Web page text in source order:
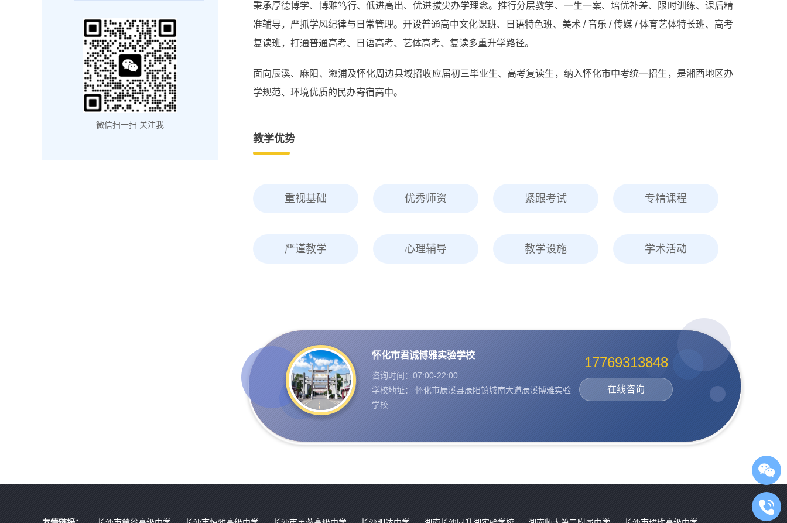
微信扫一扫 关注我
秉承厚德博学、博雅笃行、低进高出、优进拔尖办学理念。推行分层教学、一生一案、培优补差、限时训练、课后精
准辅导，严抓学风纪律与日常管理。开设普通高中文化课班、日语特色班、美术 / 音乐 / 传媒 / 体育艺体特长班、高考
复读班，打通普通高考、日语高考、艺体高考、复读多重升学路径。
面向辰溪、麻阳、溆浦及怀化周边县域招收应届初三毕业生、高考复读生，纳入怀化市中考统一招生，是湘西地区办
学规范、环境优质的民办寄宿高中。
教学优势
重视基础 优秀师资 紧跟考试 专精课程
严谨教学 心理辅导 教学设施 学术活动
怀化市君诚博雅实验学校
咨询时间：07:00-22:00
学校地址： 怀化市辰溪县辰阳镇城南大道辰溪博雅实验
学校
17769313848
在线咨询